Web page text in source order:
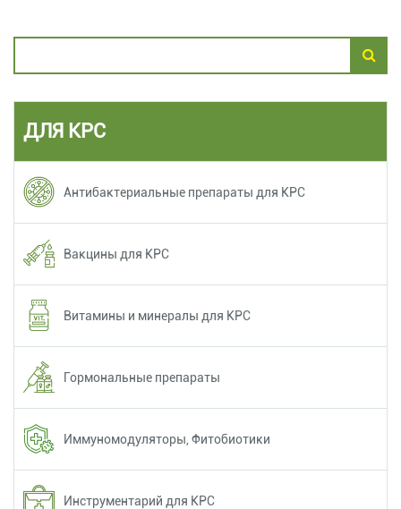
ДЛЯ КРС
Антибактериальные препараты для КРС
Вакцины для КРС
Витамины и минералы для КРС
Гормональные препараты
Иммуномодуляторы, Фитобиотики
Инструментарий для КРС